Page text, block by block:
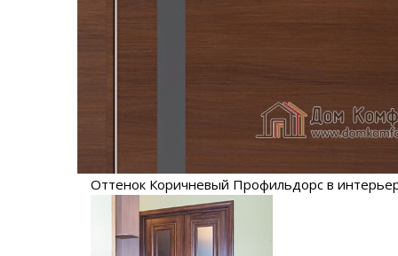
Оттенок Коричневый Профильдорс в